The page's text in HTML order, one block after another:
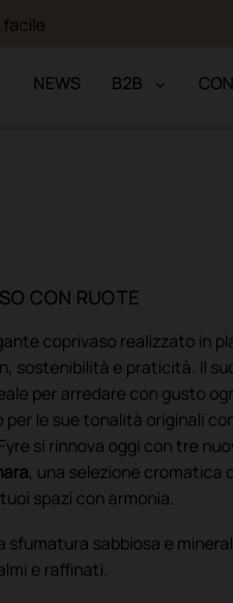
facile
NEWS B2B
CON RUOTE
coprivaso realizzato in
sostenibilità e praticità. Il
per arredare con gusto
per le sue tonalità originali
si rinnova oggi con tre
, una selezione cromatica
spazi con armonia.
sfumatura sabbiosa e
e raffinati.